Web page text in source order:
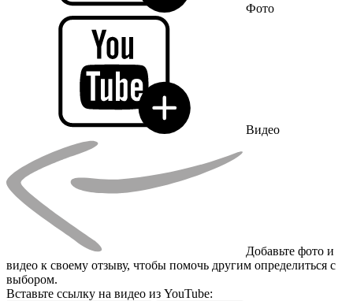
Фото
Видео
Добавьте фото и
видео к своему отзыву, чтобы помочь другим определиться с
выбором.
Вставьте ссылку на видео из YouTube: